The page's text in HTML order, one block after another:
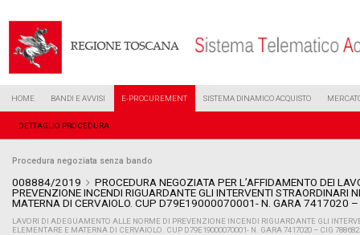
HOME BANDI E AVVISI E-PROCUREMENT SISTEMA DINAMICO ACQUISTO
DETTAGLIO PROCEDURA
Procedura negoziata senza bando
008884/2019
PROCEDURA NEGOZIATA PER L’AFFIDAMENTO DEI
PREVENZIONE INCENDI RIGUARDANTE GLI INTERVENTI STRAORDINARI
MATERNA DI CERVAIOLO. CUP D79E19000070001- N. GARA 7417020
LAVORI DI ADEGUAMENTO ALLE NORME DI PREVENZIONE INCENDI RIGUARDANTE GLI
ELEMENTARE E MATERNA DI CERVAIOLO. CUP D79E19000070001- N. GARA 7417020 – CIG